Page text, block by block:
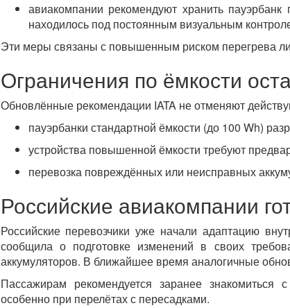
авиакомпании рекомендуют хранить
находилось под постоянным визуальным
Эти меры связаны с повышенным риском перегрева
Ограничения по ёмкости
Обновлённые рекомендации IATA не отменяют
пауэрбанки стандартной ёмкости (до 100 Wh)
устройства повышенной ёмкости требуют
перевозка повреждённых или неисправных
Российские авиакомпании
Российские перевозчики уже начали адаптацию
сообщила о подготовке изменений в своих
аккумуляторов. В ближайшее время аналогичные
Пассажирам рекомендуется заранее знакомиться
особенно при перелётах с пересадками.